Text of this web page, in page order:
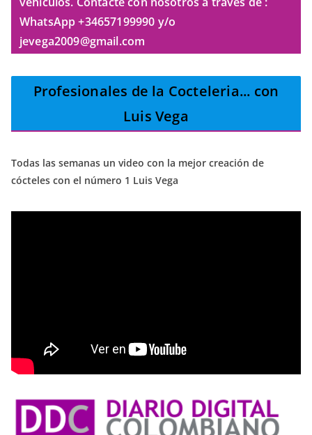
WhatsApp +34657199990 y/o
jevega2009@gmail.com
Profesionales de la Cocteleria... con
Luis Vega
Todas las semanas un video con la mejor creación de
cócteles con el número 1 Luis Vega